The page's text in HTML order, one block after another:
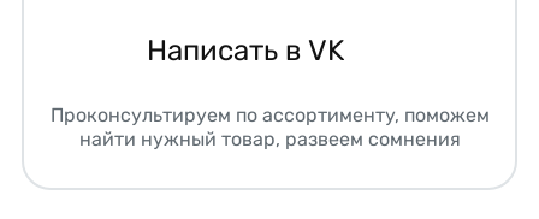
Написать в VK
Проконсультируем по ассортименту, поможем
найти нужный товар, развеем сомнения